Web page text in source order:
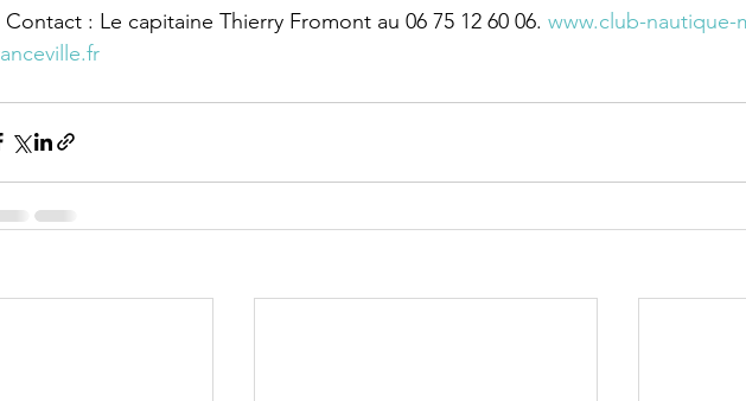
Contact : Le capitaine Thierry Fromont au 06 75 12 60 06. www.club-nautique-